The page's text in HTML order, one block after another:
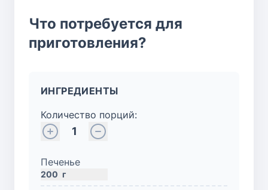
Что потребуется для
приготовления?
ИНГРЕДИЕНТЫ
Количество порций:
1
Печенье
200 г